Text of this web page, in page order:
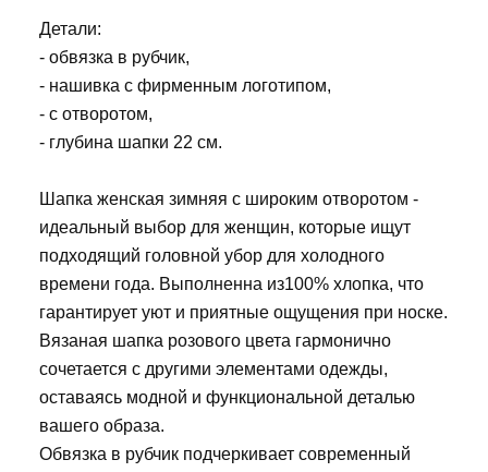
Детали:
- обвязка в рубчик,
- нашивка с фирменным логотипом,
- с отворотом,
- глубина шапки 22 см.
Шапка женская зимняя с широким отворотом -
идеальный выбор для женщин, которые ищут
подходящий головной убор для холодного
времени года. Выполненна из100% хлопка, что
гарантирует уют и приятные ощущения при носке.
Вязаная шапка розового цвета гармонично
сочетается с другими элементами одежды,
оставаясь модной и функциональной деталью
вашего образа.
Обвязка в рубчик подчеркивает современный